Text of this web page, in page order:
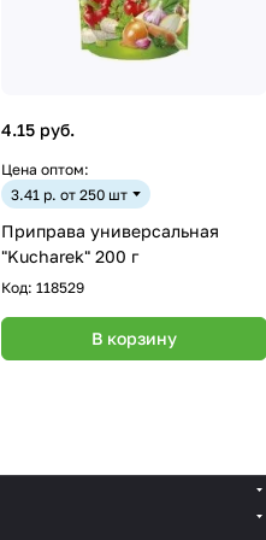
4.15 руб.
Цена оптом:
3.41 р. от 250 шт
Приправа универсальная
"Kucharek" 200 г
Код: 118529
В корзину